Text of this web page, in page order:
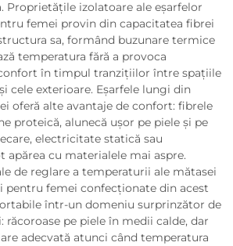
Proprietățile izolatoare ale eşarfelor
femei provin din capacitatea fibrei
sa, formând buzunare termice
temperatura fără a provoca
în timpul tranzițiilor între spațiile
cele exterioare. Eşarfele lungi din
oferă alte avantaje de confort: fibrele
proteică, alunecă ușor pe piele și pe
electricitate statică sau
apărea cu materialele mai aspre.
de reglare a temperaturii ale mătasei
pentru femei confecționate din acest
într-un domeniu surprinzător de
pe piele în medii calde, dar
adecvată atunci când temperatura